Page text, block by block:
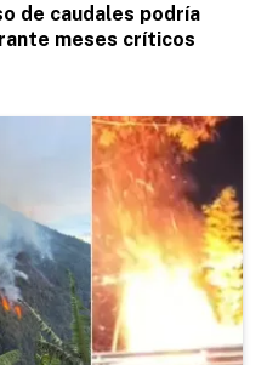
de caudales podría
meses críticos